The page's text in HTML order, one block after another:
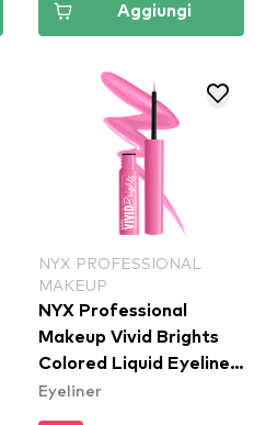
Aggiungi
NYX PROFESSIONAL
MAKEUP
NYX Professional
Makeup Vivid Brights
Colored Liquid Eyeliner
- Don't Pink Twice
Eyeliner